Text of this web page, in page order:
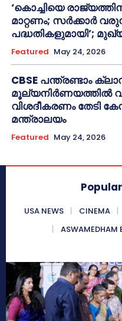
‘കൊച്ചിയെ
മാറ്റണം; സർക്കാർ
പദ്ധതികളുമായി’;
Featured May 24, 2026
CBSE പന്ത്രണ്ടാം
മൂല്യനിർണയത്തിൽ
വിശദീകരണം തേടി
മന്ത്രാലയം
Featured May 24, 2026
USA NEWS CINEMA
ASWAMEDHAM